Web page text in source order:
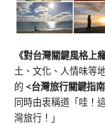
《對台灣關鍵風格上
土、文化、人情味等
的 <台灣旅行關鍵指
同時由衷稱道「哇！
灣旅行！」